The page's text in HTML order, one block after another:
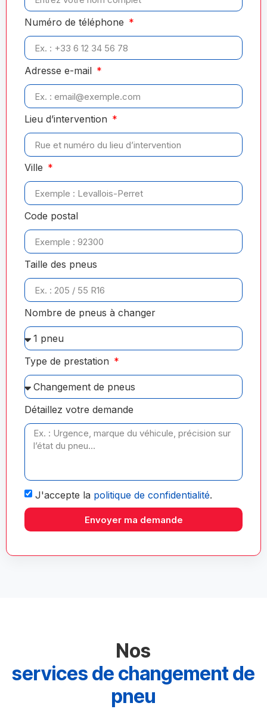
Numéro de téléphone
Adresse e-mail
Lieu d’intervention
Ville
Code postal
Taille des pneus
Nombre de pneus à changer
Type de prestation
Détaillez votre demande
J'accepte la politique de confidentialité.
Envoyer ma demande
Nos
services de changement de
pneu